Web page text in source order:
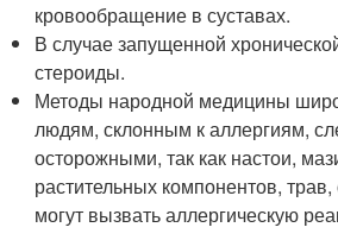
кровообращение в суставах.
В случае запущенной
стероиды.
Методы народной медицины
людям, склонным к аллергиям,
осторожными, так как настои,
растительных компонентов,
могут вызвать аллергическую